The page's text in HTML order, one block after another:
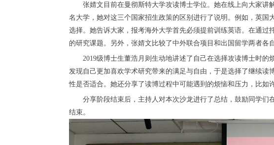
张婧文目前在曼彻斯特大学攻读博士学位。她在线上向大家
名大学，她对这三个国家招生政策的区别进行了说明。例如，英
选择。她告诉大家，报考海外大学首先必须提前训练英语。在通
的研究课题。另外，张婧文比较了中外联合项目和出国留学两者各
2019级博士生董浩月则生动地讲述了自己在选择攻读博士时
发现自己更加喜欢学术研究带来的满足与自由，于是选择了继续
性是否适合。她还分享了读博过程中可能遇到的烦恼和压力，比如
分享阶段结束后，主持人对本次沙龙进行了总结，鼓励同学
结束。